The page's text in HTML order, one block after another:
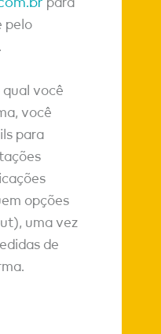
pelo
você
você
para
opções
uma vez
de